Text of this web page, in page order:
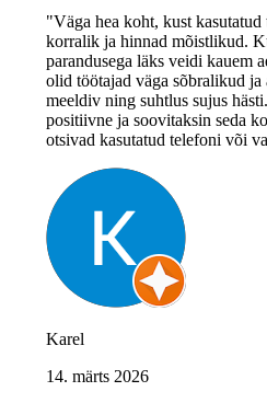
"Väga hea koht, kust
korralik ja hinnad mõistlikud.
parandusega läks veidi kauem
olid töötajad väga sõbralikud
meeldiv ning suhtlus sujus
positiivne ja soovitaksin seda
otsivad kasutatud telefoni või
Karel
14. märts 2026